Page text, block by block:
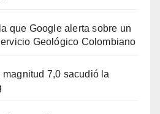
que Google alerta sobre un
Geológico Colombiano
7,0 sacudió la